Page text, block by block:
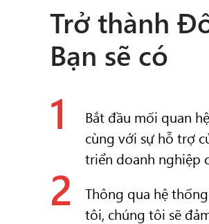
Trở thành
Bạn sẽ có
1
Bắt đầu mối quan
cùng với sự hỗ trợ
triển doanh nghiệp
2
Thông qua hệ
tôi, chúng tôi sẽ